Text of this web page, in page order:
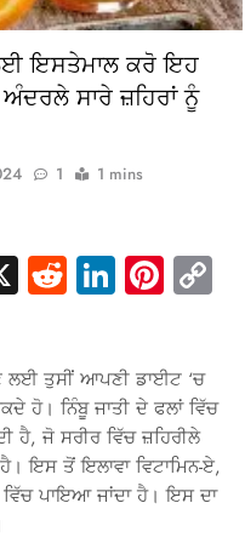
ਇਸਤੇਮਾਲ ਕਰੋ ਇਹ
ਸਾਰੇ ਜ਼ਹਿਰਾਂ ਨੂੰ
1 1 mins
X RedditLinkedIn
ਤੁਸੀਂ ਆਪਣੀ ਡਾਈਟ ‘ਚ
ਹੋ। ਨਿੰਬੂ ਜਾਤੀ ਦੇ ਫਲਾਂ ਵਿੱਚ
ਹੈ, ਜੋ ਸਰੀਰ ਵਿੱਚ ਜ਼ਹਿਰੀਲੇ
ਇਸ ਤੋਂ ਇਲਾਵਾ ਵਿਟਾਮਿਨ-ਏ,
ਪਾਇਆ ਜਾਂਦਾ ਹੈ। ਇਸ ਦਾ